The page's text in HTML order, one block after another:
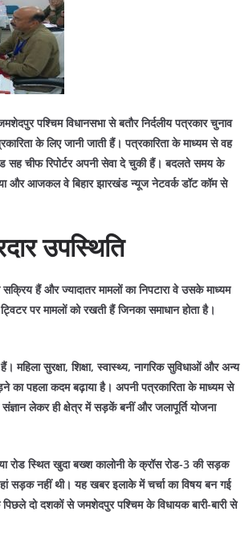
पश्चिम विधानसभा से बतौर निर्दलीय पत्रकार चुनाव
के लिए जानी जाती हैं। पत्रकारिता के माध्यम से वह
सह चीफ रिपोर्टर अपनी सेवा दे चुकी हैं। बदलते समय के
और आजकल वे बिहार झारखंड न्यूज नेटवर्क डॉट कॉम से
उपस्थिति
हैं और ज्यादातर मामलों का निपटारा वे उसके माध्यम
पर मामलों को रखती हैं जिनका समाधान होता है।
सुरक्षा, शिक्षा, स्वास्थ्य, नागरिक सुविधाओं और अन्य
पहला कदम बढ़ाया है। अपनी पत्रकारिता के माध्यम से
लेकर ही क्षेत्र में सड़कें बनीं और जलापूर्ति योजना
रोड स्थित खुदा बख्श कालोनी के क्रॉस रोड-3 की सड़क
सड़क नहीं थी। यह खबर इलाके में चर्चा का विषय बन गई
दो दशकों से जमशेदपुर पश्चिम के विधायक बारी-बारी से